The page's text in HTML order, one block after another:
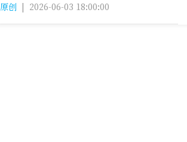
原创 | 2026-06-03 18:00:00